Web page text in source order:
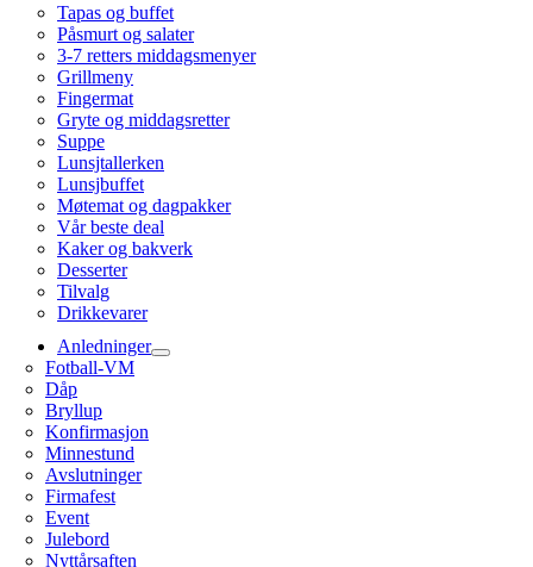
Tapas og buffet
Påsmurt og salater
3-7 retters middagsmenyer
Grillmeny
Fingermat
Gryte og middagsretter
Suppe
Lunsjtallerken
Lunsjbuffet
Møtemat og dagpakker
Vår beste deal
Kaker og bakverk
Desserter
Tilvalg
Drikkevarer
Anledninger
Fotball-VM
Dåp
Bryllup
Konfirmasjon
Minnestund
Avslutninger
Firmafest
Event
Julebord
Nyttårsaften